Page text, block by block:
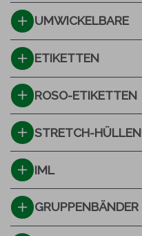
UMWICKELBARE
ETIKETTEN
ROSO-ETIKETTEN
STRETCH-HÜLLEN
IML
GRUPPENBÄNDER